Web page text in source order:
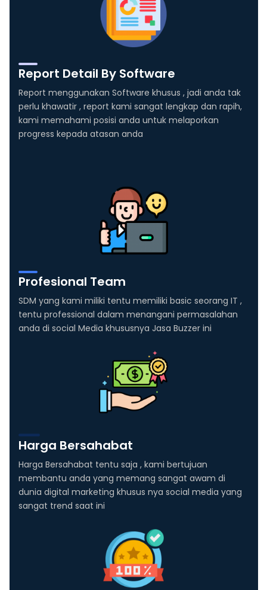
Report Detail By Software
Report menggunakan Software khusus , jadi anda tak
perlu khawatir , report kami sangat lengkap dan rapih,
kami memahami posisi anda untuk melaporkan
progress kepada atasan anda
Profesional Team
SDM yang kami miliki tentu memiliki basic seorang IT ,
tentu professional dalam menangani permasalahan
anda di social Media khususnya Jasa Buzzer ini
Harga Bersahabat
Harga Bersahabat tentu saja , kami bertujuan
membantu anda yang memang sangat awam di
dunia digital marketing khusus nya social media yang
sangat trend saat ini